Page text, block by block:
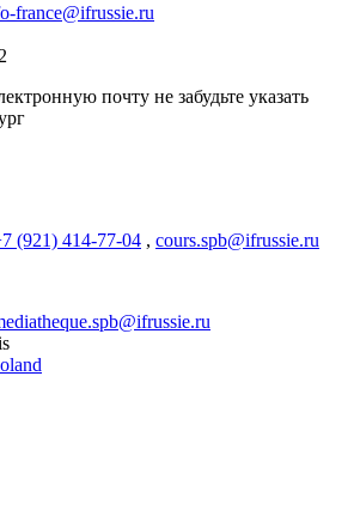
france@ifrussie.ru
почту не забудьте указать
(921) 414-77-04 , cours.spb@ifrussie.ru